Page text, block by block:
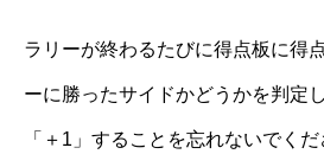
ラリーが終わるたびに得点板に得
ーに勝ったサイドかどうかを判定
「＋1」することを忘れないでく